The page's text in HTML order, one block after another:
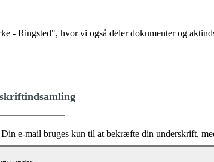
- Ringsted", hvor vi også deler dokumenter og
Din e-mail bruges kun til at bekræfte din underskrift,